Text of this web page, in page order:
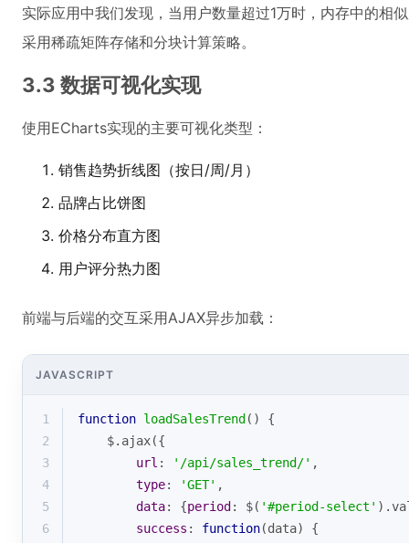
实际应用中我们发现，当用户数量超过1万时，内存中的相
采用稀疏矩阵存储和分块计算策略。
3.3 数据可视化实现
使用ECharts实现的主要可视化类型：
销售趋势折线图（按日/周/月）
品牌占比饼图
价格分布直方图
用户评分热力图
前端与后端的交互采用AJAX异步加载：
JAVASCRIPT
1 function loadSalesTrend ( ) {
2
    $.ajax({
3
url : '/api/sales_trend/' ,
4
type: 'GET' ,
5
data: {period : $( '#period-select'
6
success : function(data) {